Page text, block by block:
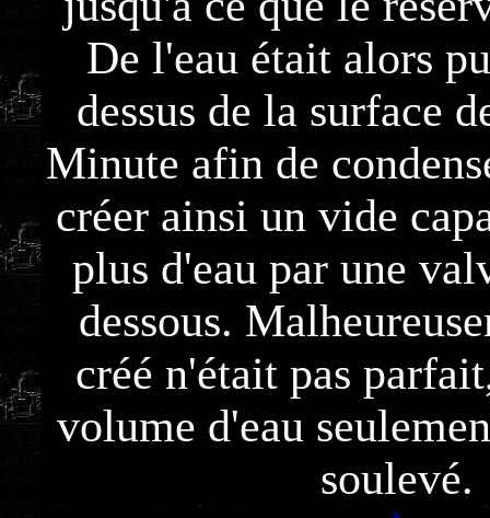
De l'eau était alors
dessus de la surface
Minute afin de
créer ainsi un vide
plus d'eau par une
dessous.
créé n'était pas
volume d'eau
soulevé.